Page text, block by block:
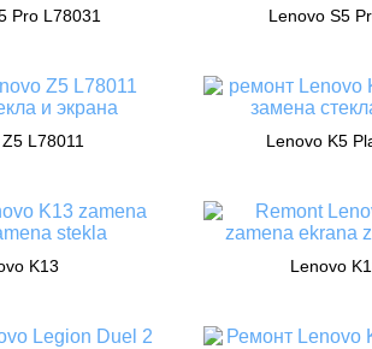
Pro L78031 Lenovo S5
L78011 Lenovo K5
K13
Lenovo